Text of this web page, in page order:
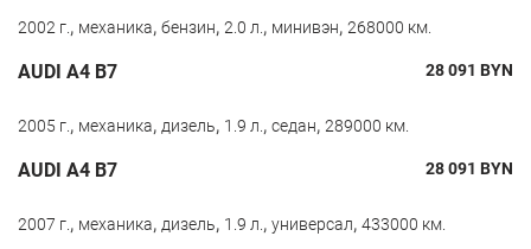
2002 г., механика, бензин, 2.0 л., минивэн, 268000 км.
AUDI A4 B7 28 091 BYN
2005 г., механика, дизель, 1.9 л., седан, 289000 км.
AUDI A4 B7 28 091 BYN
2007 г., механика, дизель, 1.9 л., универсал, 433000 км.